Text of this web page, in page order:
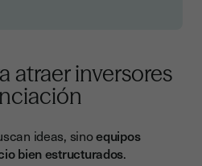
atraer inversores
ideas, sinoequipos
bien estructurados.